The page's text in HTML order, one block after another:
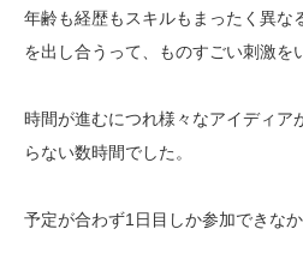
年齢も経歴もスキルもまったく異な
を出し合うって、ものすごい刺激を
時間が進むにつれ様々なアイディア
らない数時間でした。
予定が合わず1日目しか参加できな